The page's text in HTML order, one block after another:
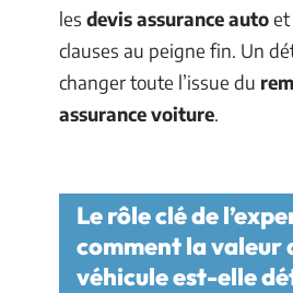
les devis assurance autoet
clauses au peigne fin. Un
changer toute l’issue du
assurance voiture.
Le rôle clé de
comment la valeur
véhicule est-elle